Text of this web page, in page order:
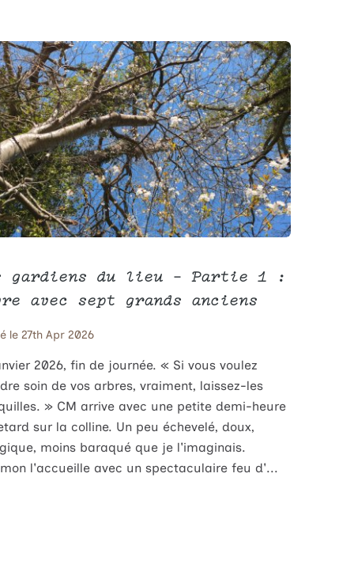
gardiens du lieu – Partie 1 :
avec sept grands anciens
le 27th Apr 2026
2026, fin de journée. « Si vous voulez
soin de vos arbres, vraiment, laissez-les
» CM arrive avec une petite demi-heure
sur la colline. Un peu échevelé, doux,
moins baraqué que je l'imaginais.
l'accueille avec un spectaculaire feu d'...